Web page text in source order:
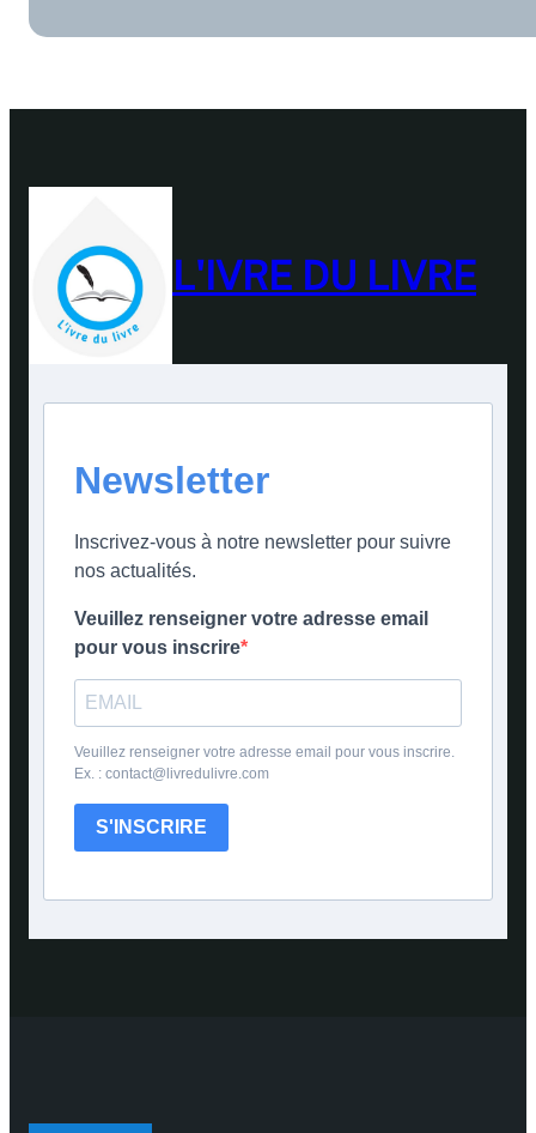
L'IVRE DU LIVRE
Newsletter
Inscrivez-vous à notre newsletter pour suivre
nos actualités.
Veuillez renseigner votre adresse email
pour vous inscrire
Veuillez renseigner votre adresse email pour vous inscrire.
Ex. : contact@livredulivre.com
S'INSCRIRE